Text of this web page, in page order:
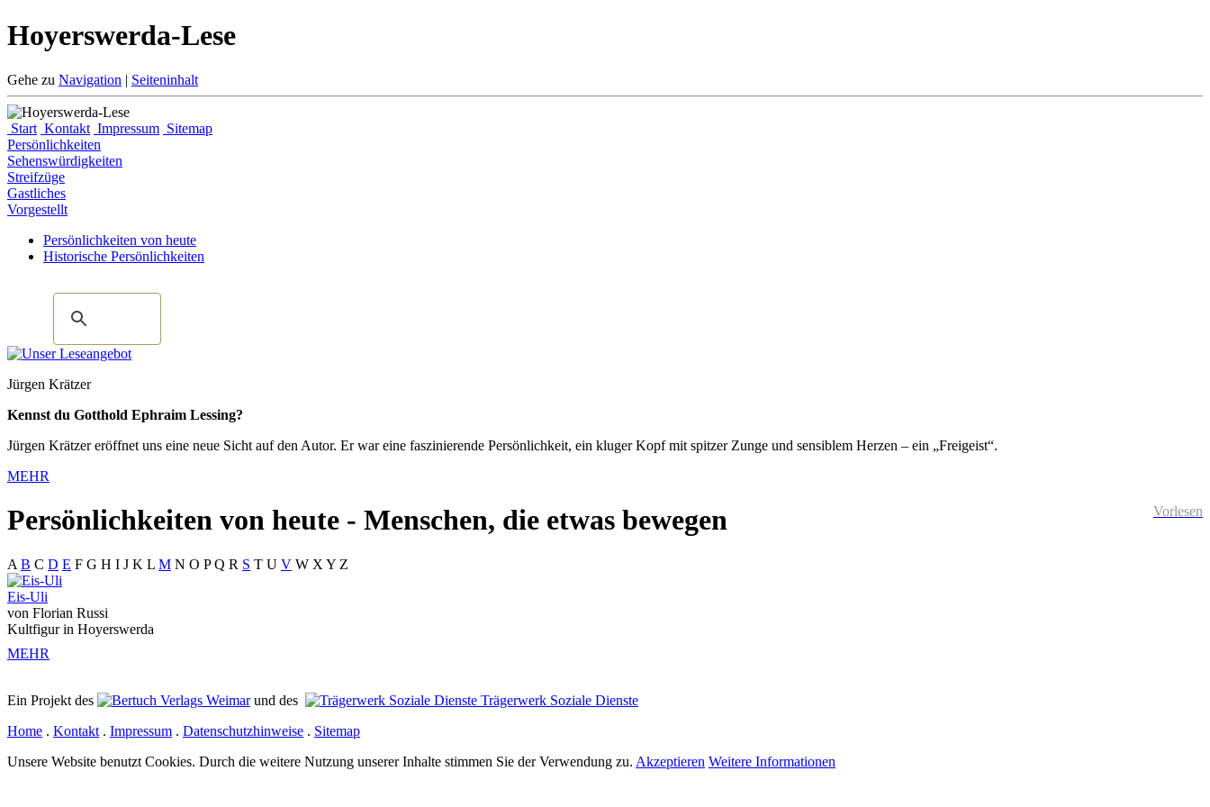
Hoyerswerda-Lese
Gehe zu Navigation | Seiteninhalt
Start Kontakt Impressum Sitemap
Persönlichkeiten
Sehenswürdigkeiten
Streifzüge
Gastliches
Vorgestellt
Persönlichkeiten von heute
Historische Persönlichkeiten
Jürgen Krätzer
Kennst du Gotthold Ephraim Lessing?
Jürgen Krätzer eröffnet uns eine neue Sicht auf den Autor. Er war eine faszinierende Persönlichkeit, ein kluger Kopf mit spitzer Zunge und sensiblem Herzen – ein „Freigeist“.
MEHR
Vorlesen
Persönlichkeiten von heute - Menschen, die etwas bewegen
A B C D E F G H I J K L M N O PQ R S T U V W X Y Z
Eis-Uli
von Florian Russi
Kultfigur in Hoyerswerda
MEHR
Ein Projekt des Verlags Weimarund des
Trägerwerk Soziale Dienste
Home . Kontakt . Impressum . Datenschutzhinweise . Sitemap
Unsere Website benutzt Cookies. Durch die weitere Nutzung unserer Inhalte stimmen Sie der Verwendung zu. Akzeptieren Weitere Informationen